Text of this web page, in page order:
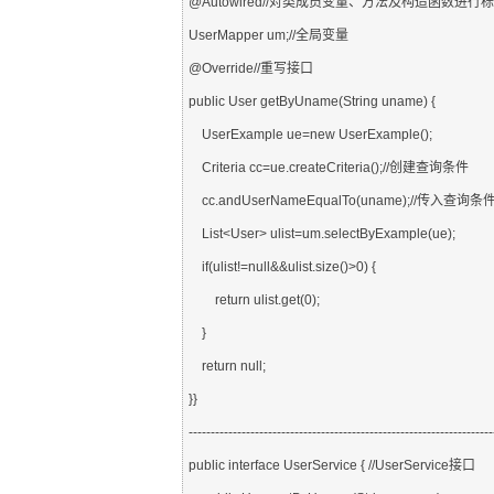
UserMapper um;//全局变量
@Override//重写接口
public User getByUname(String uname) {
    UserExample ue=new UserExample();
    Criteria cc=ue.createCriteria();//创建查询条件
cc.andUserNameEqualTo(uname);//传入查询条
    List<User> ulist=um.selectByExample(ue);
    if(ulist!=null&&ulist.size()>0) {
    return ulist.get(0);
    }
    return null;
}}
public interface UserService { //UserService接口